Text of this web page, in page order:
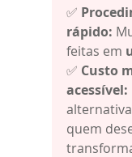
✅
rápido:
feitas em
✅ Custo
acessível:
quem